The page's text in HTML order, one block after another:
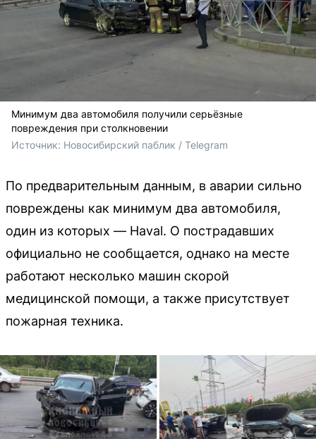
Минимум два автомобиля получили серьёзные
повреждения при столкновении
Источник: Новосибирский паблик / Telegram
По предварительным данным, в аварии сильно
повреждены как минимум два автомобиля,
один из которых — Haval. О пострадавших
официально не сообщается, однако на месте
работают несколько машин скорой
медицинской помощи, а также присутствует
пожарная техника.